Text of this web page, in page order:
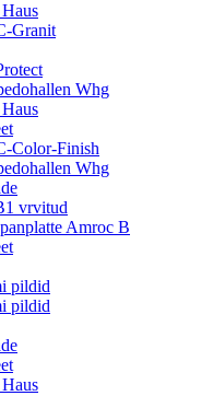
Granit
Whg
Color-Finish
Whg
vrvitud
Amroc B
pildid
pildid